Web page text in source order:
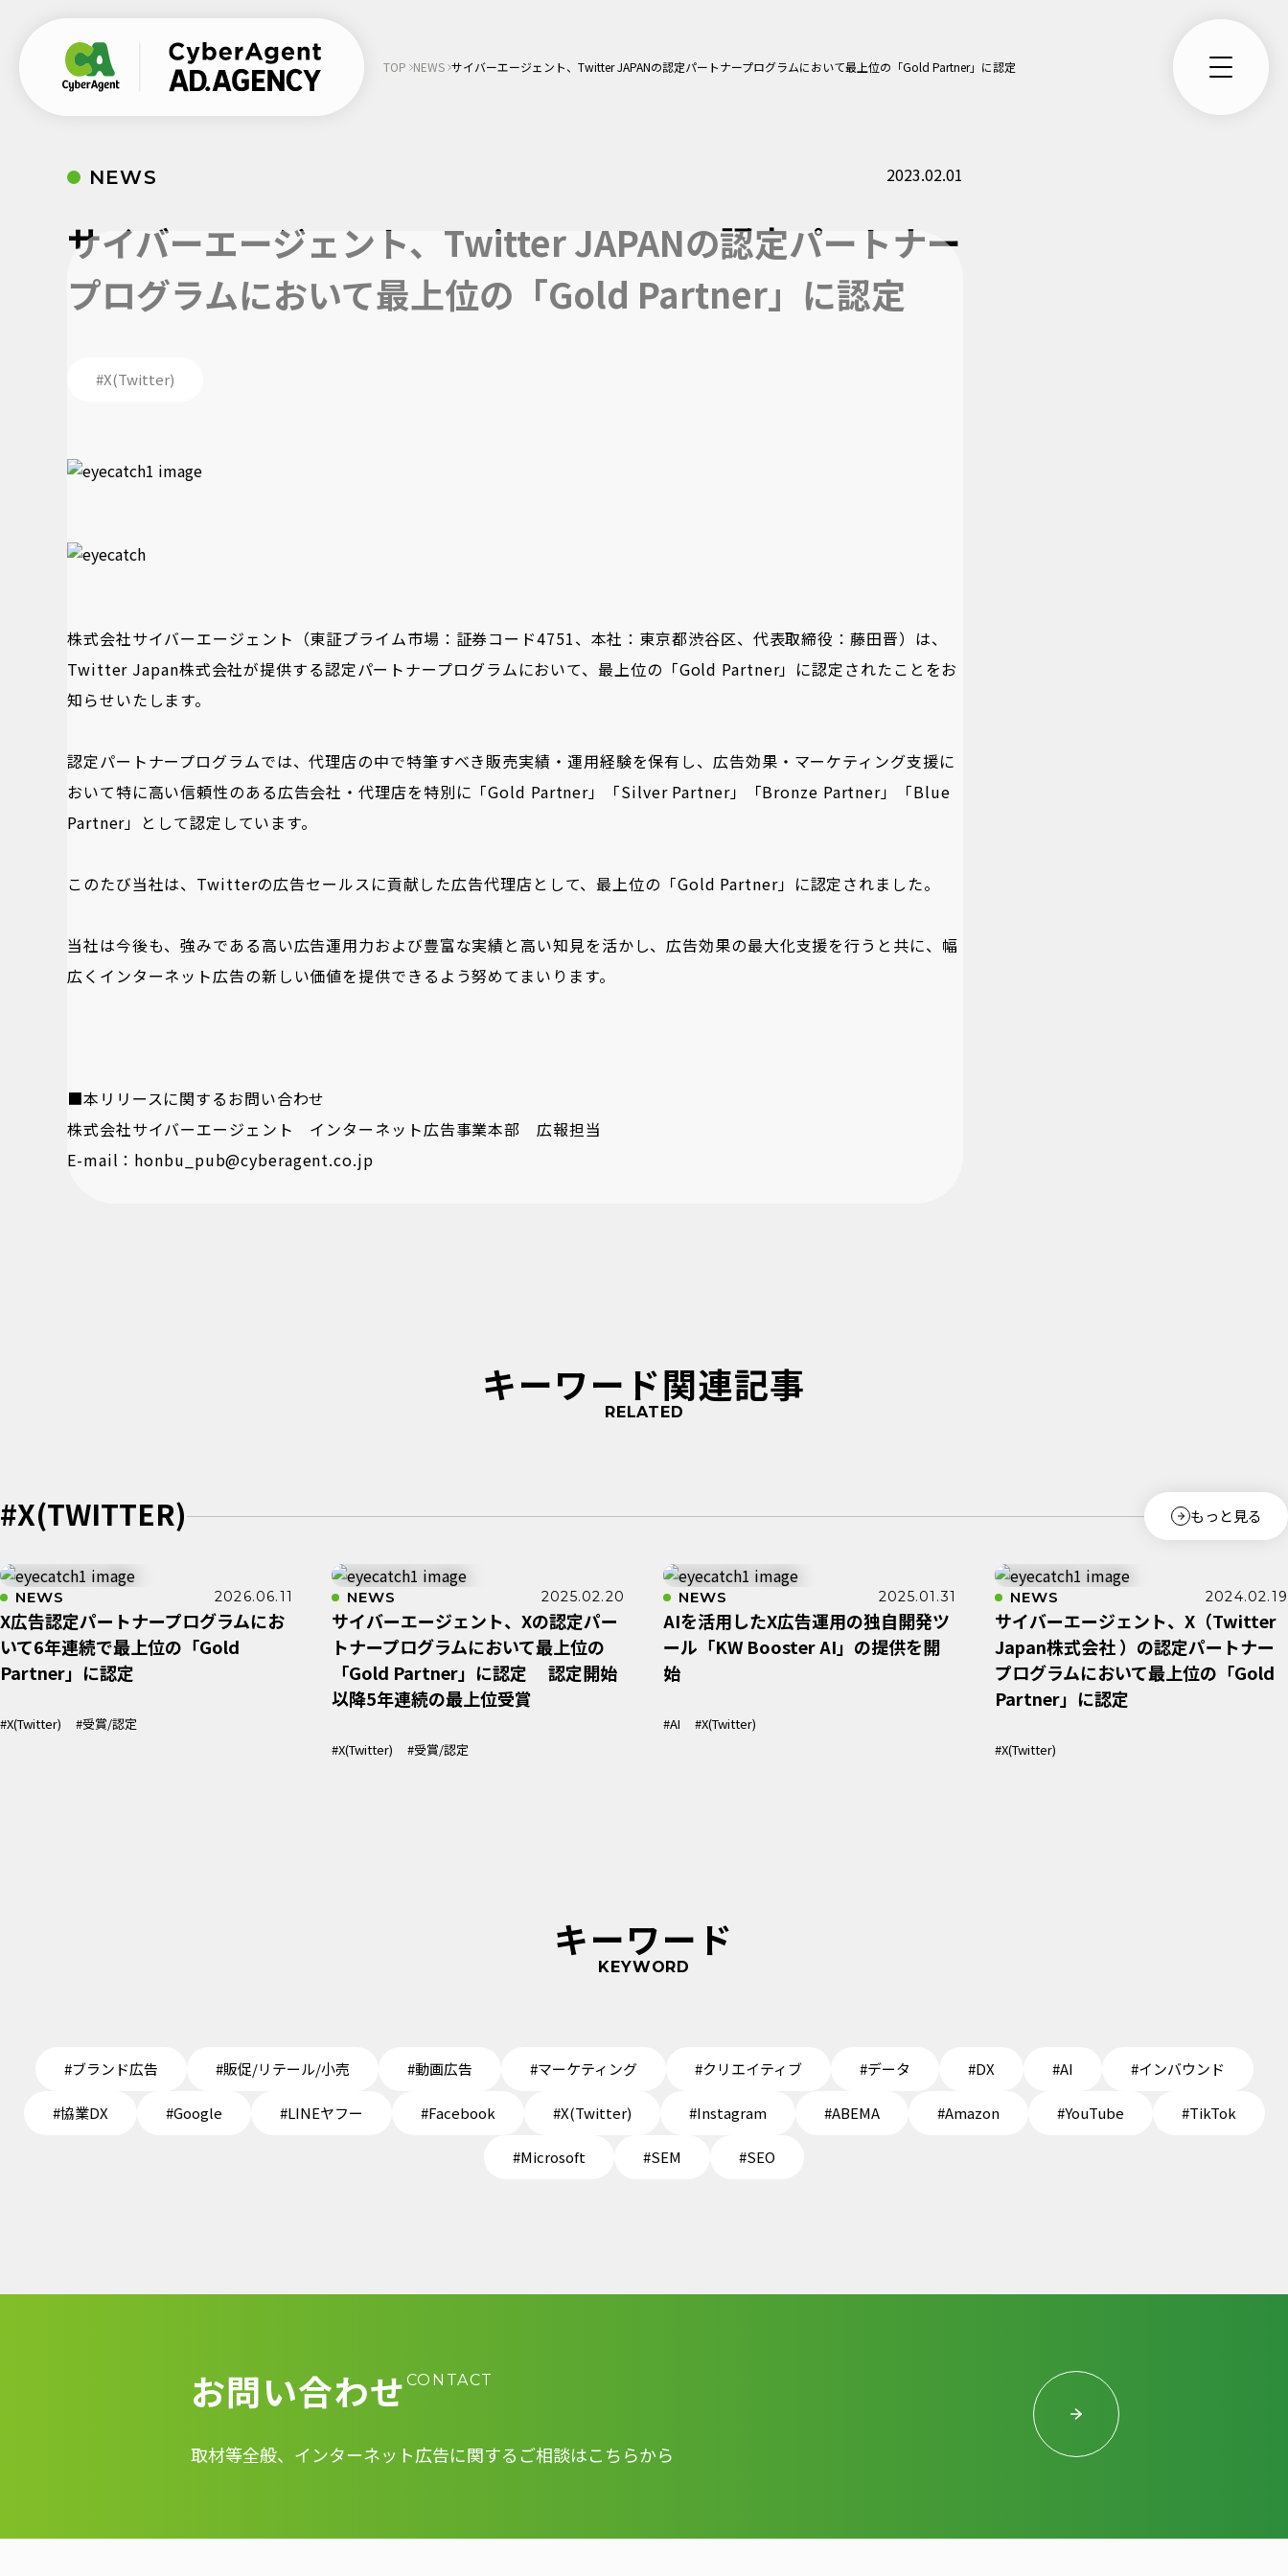
TOP NEWS サイバーエージェント、Twitter JAPANの認定パートナープログラムにおいて最上位の「Gold Partner」に認定
NEWS 2023.02.01
サイバーエージェント、Twitter JAPANの認定パートナー
プログラムにおいて最上位の「Gold Partner」に認定
#X(Twitter)
株式会社サイバーエージェント（東証プライム市場：証券コード4751、本社：東京都渋谷区、代表取締役：藤田晋）は、
Twitter Japan株式会社が提供する認定パートナープログラムにおいて、最上位の「Gold Partner」に認定されたことをお
知らせいたします。
認定パートナープログラムでは、代理店の中で特筆すべき販売実績・運用経験を保有し、広告効果・マーケティング支援に
おいて特に高い信頼性のある広告会社・代理店を特別に「Gold Partner」「Silver Partner」「Bronze Partner」「Blue
Partner」として認定しています。
このたび当社は、Twitterの広告セールスに貢献した広告代理店として、最上位の「Gold Partner」に認定されました。
当社は今後も、強みである高い広告運用力および豊富な実績と高い知見を活かし、広告効果の最大化支援を行うと共に、幅
広くインターネット広告の新しい価値を提供できるよう努めてまいります。
■本リリースに関するお問い合わせ
株式会社サイバーエージェント インターネット広告事業本部 広報担当
E-mail：honbu_pub@cyberagent.co.jp
キーワード関連記事
RELATED
#X(TWITTER) もっと見る
NEWS 2026.06.11
X広告認定パートナープログラムにお
いて6年連続で最上位の「Gold
Partner」に認定
#X(Twitter) #受賞/認定
NEWS 2025.02.20
サイバーエージェント、Xの認定パー
トナープログラムにおいて最上位の
「Gold Partner」に認定 認定開始
以降5年連続の最上位受賞
#X(Twitter) #受賞/認定
NEWS 2025.01.31
AIを活用したX広告運用の独自開発ツ
ール「KW Booster AI」の提供を開
始
#AI #X(Twitter)
NEWS 2024.02.19
サイバーエージェント、X（Twitter
Japan株式会社 ）の認定パートナー
プログラムにおいて最上位の「Gold
Partner」に認定
#X(Twitter)
キーワード
KEYWORD
#ブランド広告 #販促/リテール/小売 #動画広告 #マーケティング #クリエイティブ #データ #DX #AI #インバウンド
#協業DX #Google #LINEヤフー #Facebook #X(Twitter) #Instagram #ABEMA #Amazon #YouTube #TikTok
#Microsoft #SEM #SEO
お問い合わせ CONTACT
取材等全般、インターネット広告に関するご相談はこちらから